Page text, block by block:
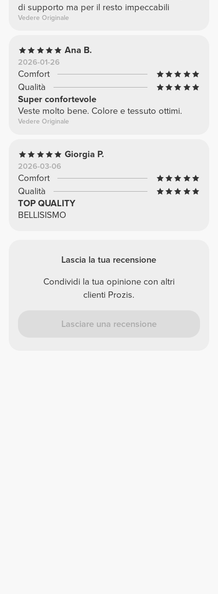
di supporto ma per il resto impeccabili
Vedere Originale
Ana B.
2026-01-26
Comfort
Qualità
Super confortevole
Veste molto bene. Colore e tessuto ottimi.
Vedere Originale
Giorgia P.
2026-03-06
Comfort
Qualità
TOP QUALITY
BELLISISMO
Lascia la tua recensione
Condividi la tua opinione con altri
clienti Prozis.
Lasciare una recensione